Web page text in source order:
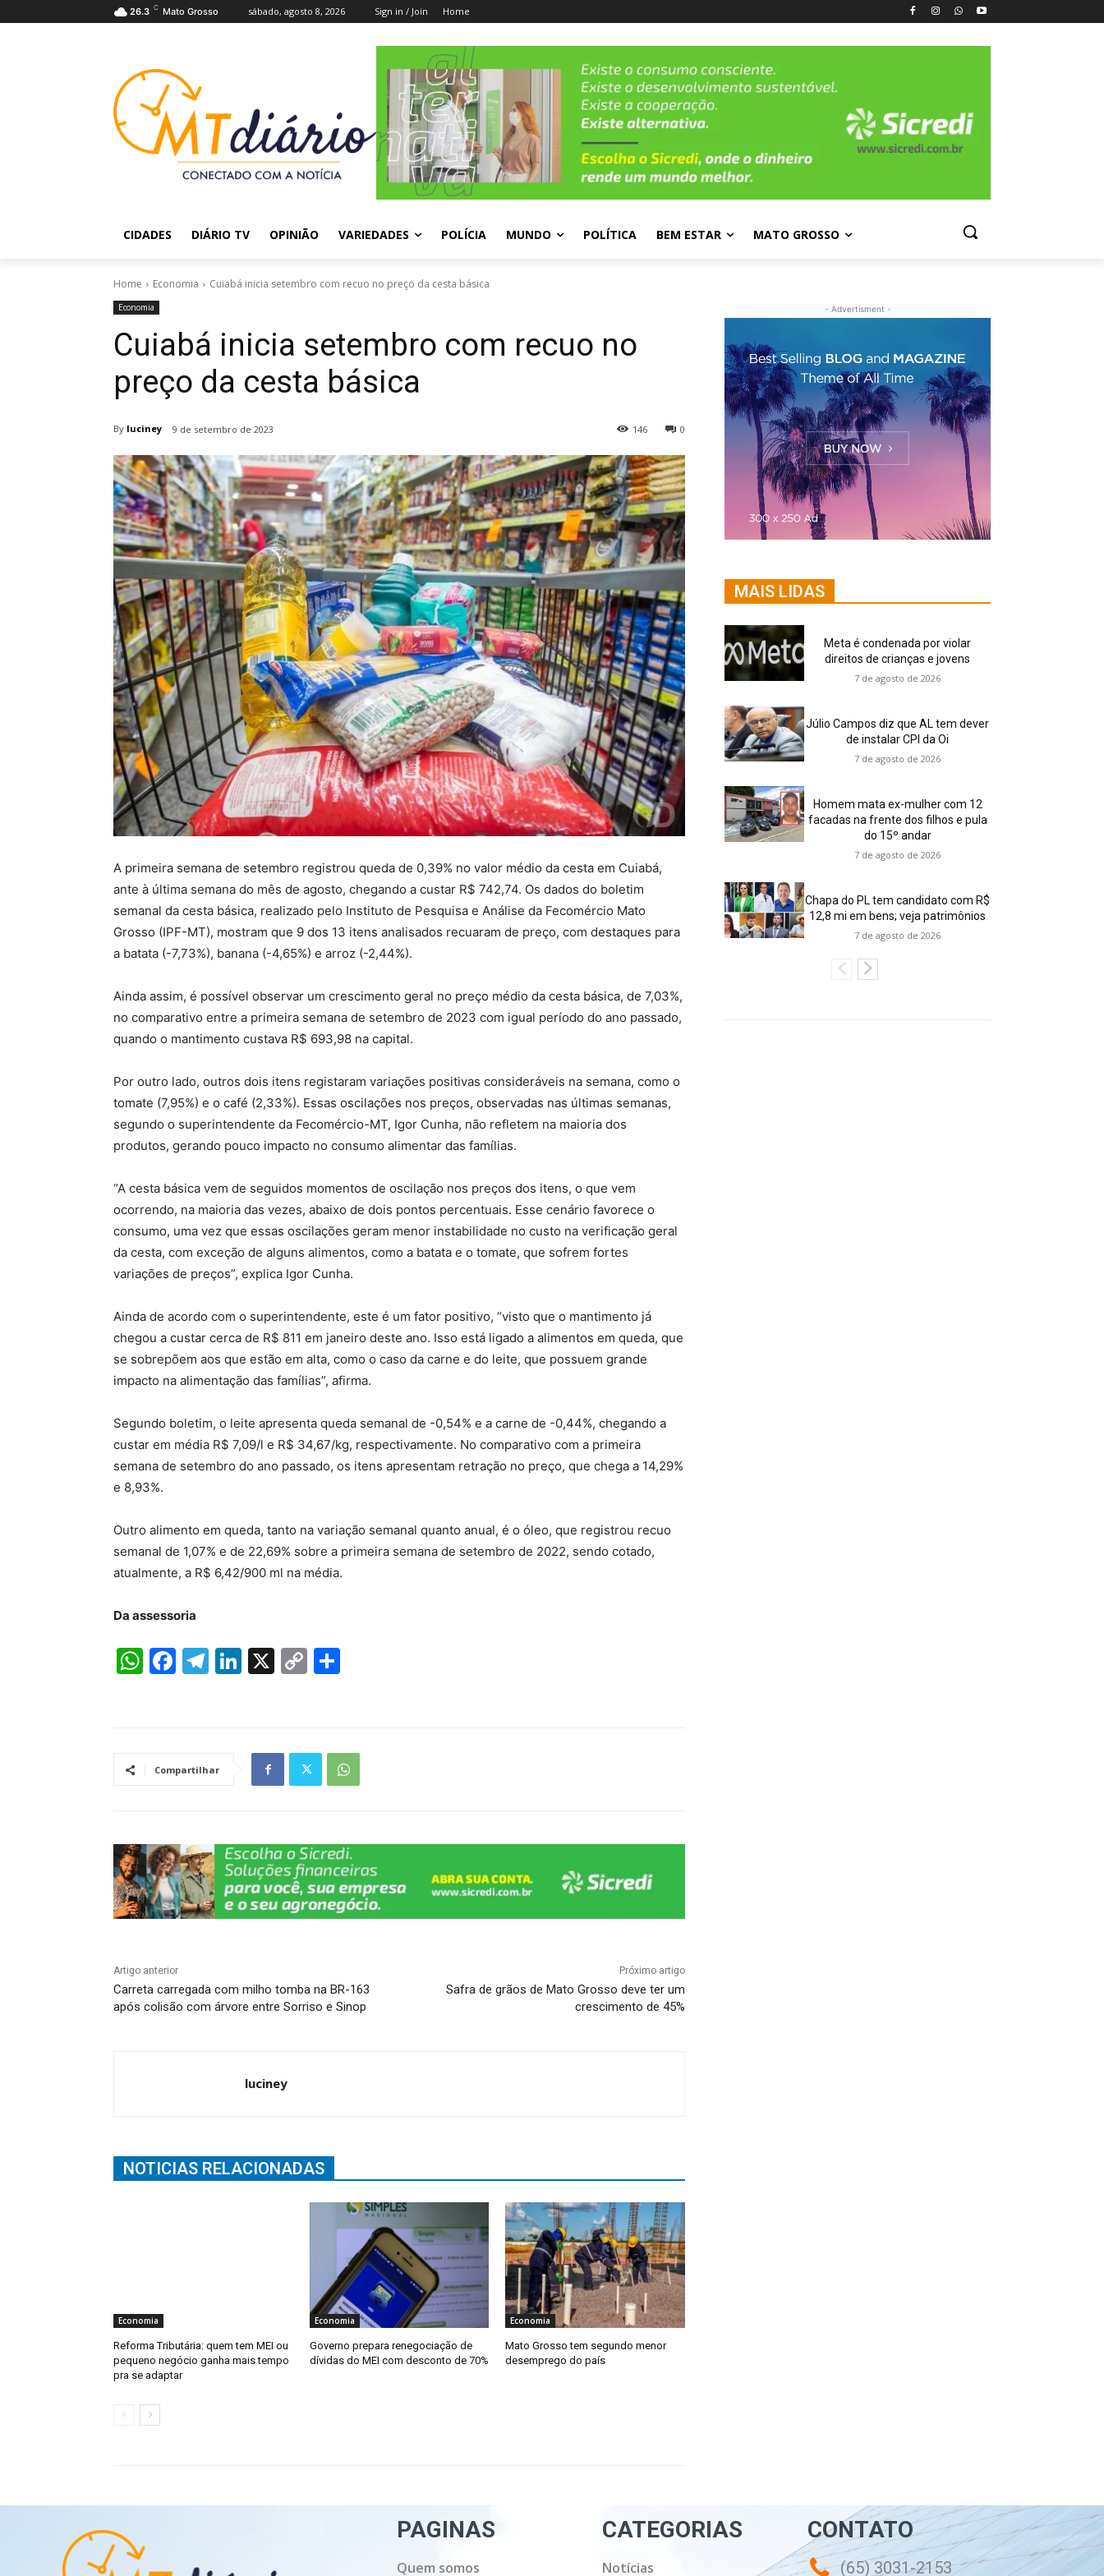
26.3 C Mato Grosso sábado, agosto 8, 2026 Sign in / Join Home
CIDADES DIÁRIO TV OPINIÃO VARIEDADES POLÍCIA MUNDO POLÍTICA BEM ESTAR MATO GROSSO
Home Economia Cuiabá inicia setembro com recuo no preço da cesta básica
Economia
Cuiabá inicia setembro com recuo no
preço da cesta básica
By luciney 9 de setembro de 2023 0
146
A primeira semana de setembro registrou queda de 0,39% no valor médio da cesta em Cuiabá,
ante à última semana do mês de agosto, chegando a custar R$ 742,74. Os dados do boletim
semanal da cesta básica, realizado pelo Instituto de Pesquisa e Análise da Fecomércio Mato
Grosso (IPF-MT), mostram que 9 dos 13 itens analisados recuaram de preço, com destaques para
a batata (-7,73%), banana (-4,65%) e arroz (-2,44%).
Ainda assim, é possível observar um crescimento geral no preço médio da cesta básica, de 7,03%,
no comparativo entre a primeira semana de setembro de 2023 com igual período do ano passado,
quando o mantimento custava R$ 693,98 na capital.
Por outro lado, outros dois itens registaram variações positivas consideráveis na semana, como o
tomate (7,95%) e o café (2,33%). Essas oscilações nos preços, observadas nas últimas semanas,
segundo o superintendente da Fecomércio-MT, Igor Cunha, não refletem na maioria dos
produtos, gerando pouco impacto no consumo alimentar das famílias.
“A cesta básica vem de seguidos momentos de oscilação nos preços dos itens, o que vem
ocorrendo, na maioria das vezes, abaixo de dois pontos percentuais. Esse cenário favorece o
consumo, uma vez que essas oscilações geram menor instabilidade no custo na verificação geral
da cesta, com exceção de alguns alimentos, como a batata e o tomate, que sofrem fortes
variações de preços”, explica Igor Cunha.
Ainda de acordo com o superintendente, este é um fator positivo, “visto que o mantimento já
chegou a custar cerca de R$ 811 em janeiro deste ano. Isso está ligado a alimentos em queda, que
se sobrepõem aos que estão em alta, como o caso da carne e do leite, que possuem grande
impacto na alimentação das famílias”, afirma.
Segundo boletim, o leite apresenta queda semanal de -0,54% e a carne de -0,44%, chegando a
custar em média R$ 7,09/l e R$ 34,67/kg, respectivamente. No comparativo com a primeira
semana de setembro do ano passado, os itens apresentam retração no preço, que chega a 14,29%
e 8,93%.
Outro alimento em queda, tanto na variação semanal quanto anual, é o óleo, que registrou recuo
semanal de 1,07% e de 22,69% sobre a primeira semana de setembro de 2022, sendo cotado,
atualmente, a R$ 6,42/900 ml na média.
Da assessoria
W
A
F
b
k
T
a
Li
n
X
C
Li
n
Compartilhar
Artigo anterior
Carreta carregada com milho tomba na BR-163
após colisão com árvore entre Sorriso e Sinop
Próximo artigo
Safra de grãos de Mato Grosso deve ter um
crescimento de 45%
luciney
NOTICIAS RELACIONADAS
Economia
Reforma Tributária: quem tem MEI ou
pequeno negócio ganha mais tempo
pra se adaptar
Economia
Governo prepara renegociação de
dívidas do MEI com desconto de 70%
Economia
Mato Grosso tem segundo menor
desemprego do país
- Advertisment -
MAIS LIDAS
Meta é condenada por violar
direitos de crianças e jovens
7 de agosto de 2026
Júlio Campos diz que AL tem dever
de instalar CPI da Oi
7 de agosto de 2026
Homem mata ex-mulher com 12
facadas na frente dos filhos e pula
do 15º andar
7 de agosto de 2026
Chapa do PL tem candidato com R$
12,8 mi em bens; veja patrimônios
7 de agosto de 2026
PAGINAS
Quem somos
CATEGORIAS
Notícias
CONTATO
(65) 3031-2153